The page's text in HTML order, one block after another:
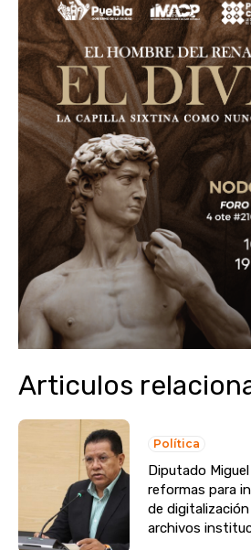
Articulos
Política
Diputado
reformas para
de
archivos